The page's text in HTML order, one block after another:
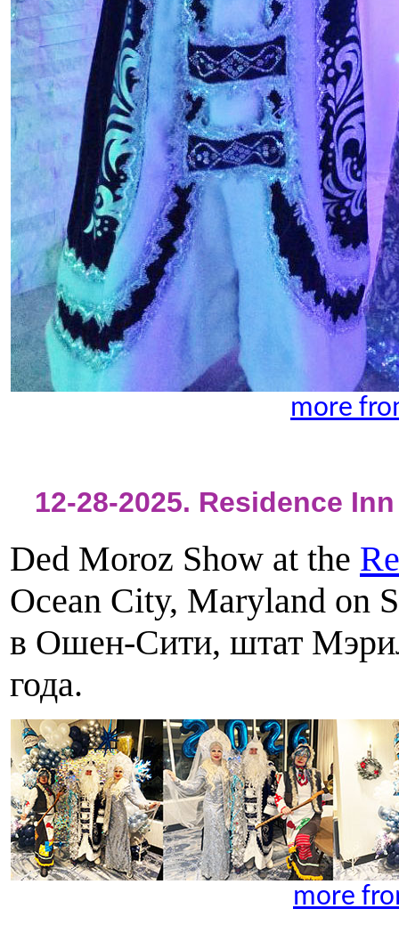
more
12-28-2025. Residence
Ded Moroz Show at the
Ocean City, Maryland on
в Ошен-Сити, штат
года.
more